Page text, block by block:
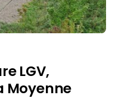
LGV,
Moyenne